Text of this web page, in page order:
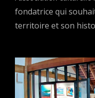
fondatrice qui
territoire et son